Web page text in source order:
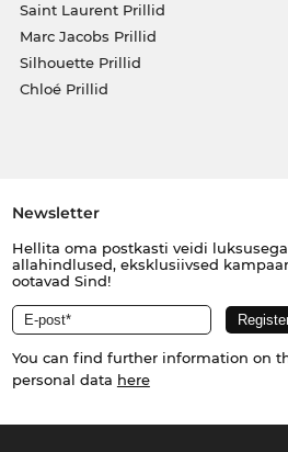
Saint Laurent Prillid
Marc Jacobs Prillid
Silhouette Prillid
Chloé Prillid
Newsletter
Hellita oma postkasti veidi
allahindlused, eksklusiivsed
ootavad Sind!
You can find further information on
personal data here